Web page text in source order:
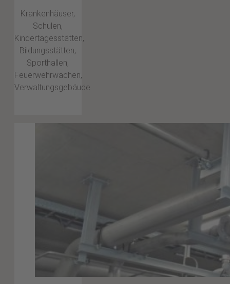
Krankenhäuser,
Schulen,
Kindertagesstätten,
Bildungsstätten,
Sporthallen,
Feuerwehrwachen,
Verwaltungsgebäude